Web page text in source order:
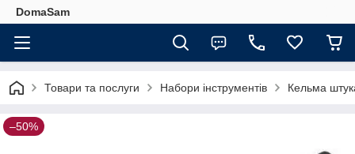
DomaSam
Товари та послуги Набори інструментів Кельма
–50%